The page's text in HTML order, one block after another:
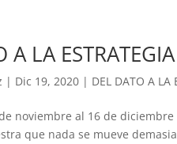
A LA
| Dic 19, 2020 | DEL DATO A LA
noviembre al 16 de
que nada se mueve